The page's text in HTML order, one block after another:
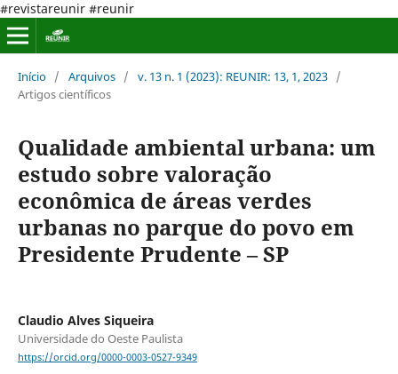
#revistareunir #reunir
Início / Arquivos / v. 13 n. 1 (2023): REUNIR: 13, 1, 2023 /
Artigos científicos
Qualidade ambiental urbana: um
estudo sobre valoração
econômica de áreas verdes
urbanas no parque do povo em
Presidente Prudente – SP
Claudio Alves Siqueira
Universidade do Oeste Paulista
https://orcid.org/0000-0003-0527-9349